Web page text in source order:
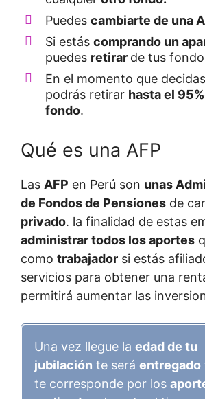
Puedes cambiarte de una
Si estás comprando un
puedes retirar de tus
En el momento que decidas
podrás retirar hasta el 95%
fondo.
Qué es una AFP
Las AFP en Perú son unas
de Fondos de Pensiones de
privado. la finalidad de estas
administrar todos los aportes
como trabajador si estás
servicios para obtener una
permitirá aumentar las
Una vez llegue la edad de tu
jubilación te será entregado
te corresponde por los